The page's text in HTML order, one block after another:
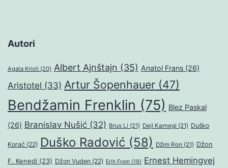
Autori
Agata Kristi (20) Albert Ajnštajn (35) Anatol Frans (26)
Aristotel (33) Artur Šopenhauer (47)
Bendžamin Frenklin (75) Blez Paskal
(26) Branislav Nušić (32) Brus Li (21) Dejl Karnegi (21) Duško
Korać (22) Duško Radović (58) Džim Ron (21) Džon
F. Kenedi (23) Džon Vuden (22) Erih From (19) Ernest Hemingvej